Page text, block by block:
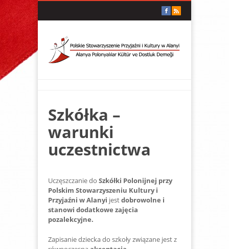
Szkółka –
warunki
uczestnictwa
Uczęszczanie do Szkółki Polonijnej przy
Polskim Stowarzyszeniu Kultury i
Przyjaźni w Alanyi jestdobrowolne i
stanowi dodatkowe zajęcia
pozalekcyjne.
Zapisanie dziecka do szkoły związane jest z